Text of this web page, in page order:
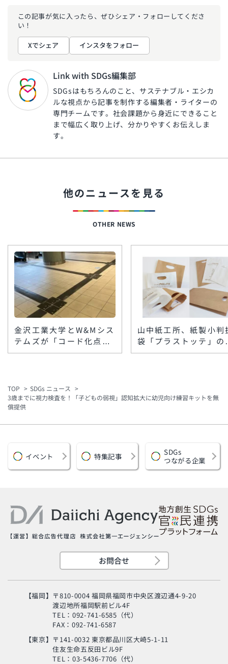
この記事が気に入ったら、ぜひシェア・フォローしてくださ
い！
Xでシェア インスタをフォロー
Link with SDGs編集部
SDGsはもちろんのこと、サステナブル・エシカ
ルな視点から記事を制作する編集者・ライターの
専門チームです。社会課題から身近にできること
まで幅広く取り上げ、分かりやすくお伝えしま
す。
他のニュースを見る
OTHER NEWS
金沢工業大学とW&Mシス
テムズが「コード化点字
ブロック」を楽天地ビル
山中紙工所、紙製小判
袋「プラストッテ」の
格製造を開始 低コス
TOP
SDGs ニュース
3歳までに視力検査を！「子どもの弱視」認知拡大に幼児向け練習キットを無
償提供
イベント 特集記事
SDGs
つながる企業
お問合せ
【福岡】 〒810-0004 福岡県福岡市中央区渡辺通4-9-20
渡辺地所福岡駅前ビル4F
TEL：092-741-6585（代）
FAX：092-741-6587
【東京】 〒141-0032 東京都品川区大崎5-1-11
住友生命五反田ビル9F
TEL：03-5436-7706（代）「MSC海のエコラベ